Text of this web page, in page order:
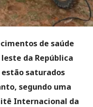
de saúde
da República
estão saturados
segundo uma
Internacional da